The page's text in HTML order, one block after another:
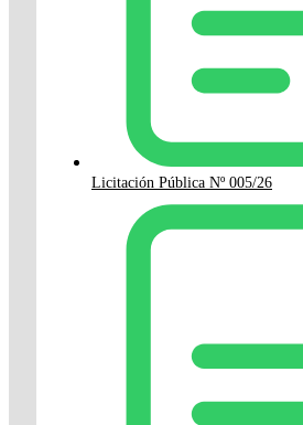
Licitación Pública Nº 005/26